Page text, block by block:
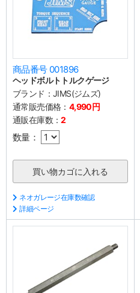
商品番号 001896
ヘッドボルトトルクゲージ
ブランド： JIMS(ジムズ)
通常販売価格： 4,990円
通販在庫数：2
数量：
ネオガレージ在庫数確認
詳細ページ